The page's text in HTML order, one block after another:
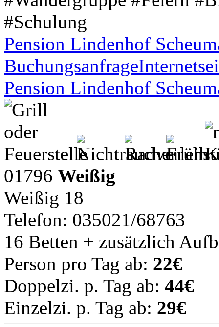
#Schulung
Pension Lindenhof
Buchungsanfrage
Pension Lindenhof
01796 Weißig
Weißig 18
Telefon: 035021/68763
16 Betten + zusätzlich
Person pro Tag ab: 22€
Doppelzi. p. Tag ab: 44€
Einzelzi. p. Tag ab: 29€